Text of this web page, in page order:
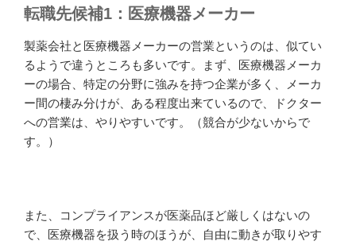
転職先候補1：医療機器メーカー
製薬会社と医療機器メーカーの営業というのは、似てい
るようで違うところも多いです。まず、医療機器メーカ
ーの場合、特定の分野に強みを持つ企業が多く、メーカ
ー間の棲み分けが、ある程度出来ているので、ドクター
への営業は、やりやすいです。（競合が少ないからで
す。）
また、コンプライアンスが医薬品ほど厳しくはないの
で、医療機器を扱う時のほうが、自由に動きが取りやす